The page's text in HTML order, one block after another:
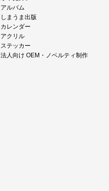
アルバム
しまうま出版
カレンダー
アクリル
ステッカー
法人向け OEM・ノベルティ制作